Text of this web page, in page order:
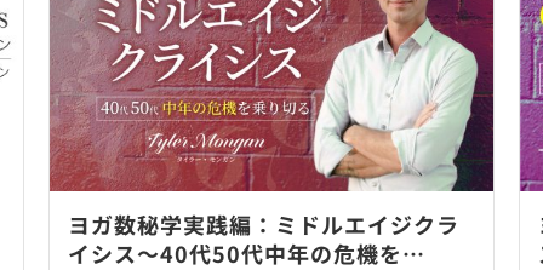
ヨガ数秘学実践編：ミドルエイジクラ
イシス～40代50代中年の危機を…